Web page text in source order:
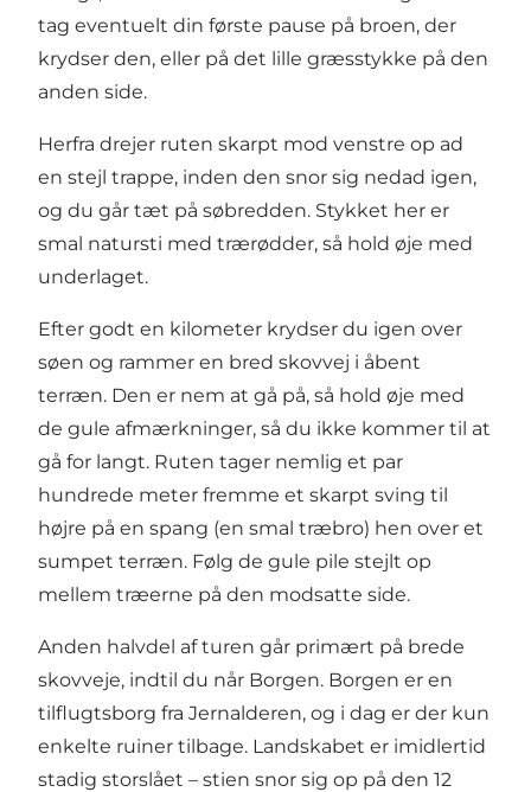
tag eventuelt din første pause på broen, der
krydser den, eller på det lille græsstykke på den
anden side.
Herfra drejer ruten skarpt mod venstre op ad
en stejl trappe, inden den snor sig nedad igen,
og du går tæt på søbredden. Stykket her er
smal natursti med trærødder, så hold øje med
underlaget.
Efter godt en kilometer krydser du igen over
søen og rammer en bred skovvej i åbent
terræn. Den er nem at gå på, så hold øje med
de gule afmærkninger, så du ikke kommer til at
gå for langt. Ruten tager nemlig et par
hundrede meter fremme et skarpt sving til
højre på en spang (en smal træbro) hen over et
sumpet terræn. Følg de gule pile stejlt op
mellem træerne på den modsatte side.
Anden halvdel af turen går primært på brede
skovveje, indtil du når Borgen. Borgen er en
tilflugtsborg fra Jernalderen, og i dag er der kun
enkelte ruiner tilbage. Landskabet er imidlertid
stadig storslået – stien snor sig op på den 12